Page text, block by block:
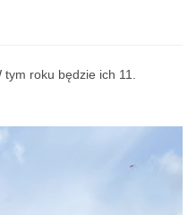
tym roku będzie ich 11.